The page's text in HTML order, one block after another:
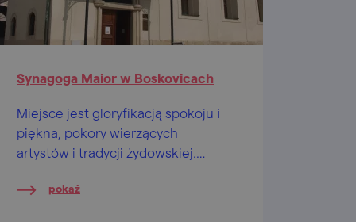
Synagoga Maior w Boskovicach
Miejsce jest gloryfikacją spokoju i
piękna, pokory wierzących
artystów i tradycji żydowskiej.
pokaż